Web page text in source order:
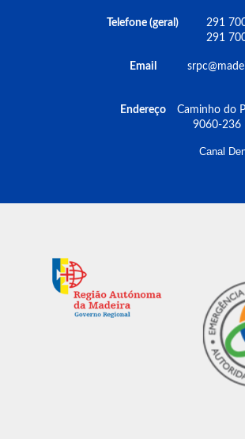
• Esteja atento aos avisos e
autoridades competentes a
• Em caso de visualizar um
Telefone (geral)
Email
Endereço
291
291
Caminho do
9060-236
Canal